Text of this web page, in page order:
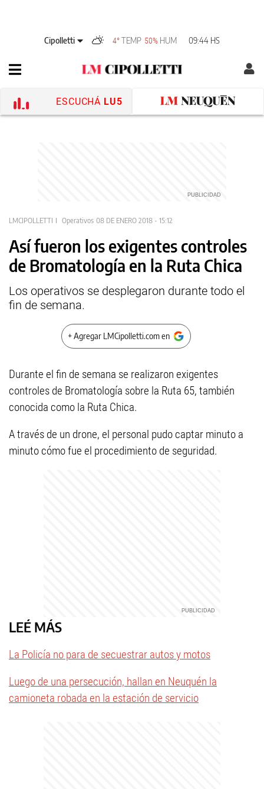
Cipolletti 4°TEMP 50% HUM 09:44 HS
ESCUCHÁ LU5
LMCIPOLLETTI Operativos 08 DE ENERO 2018 - 15:12
Así fueron los exigentes controles
de Bromatología en la Ruta Chica
Los operativos se desplegaron durante todo el
fin de semana.
+ Agregar LMCipolletti.com en
Durante el fin de semana se realizaron exigentes
controles de Bromatología sobre la Ruta 65, también
conocida como la Ruta Chica.
A través de un drone, el personal pudo captar minuto a
minuto cómo fue el procedimiento de seguridad.
LEÉ MÁS
La Policía no para de secuestrar autos y motos
Luego de una persecución, hallan en Neuquén la
camioneta robada en la estación de servicio